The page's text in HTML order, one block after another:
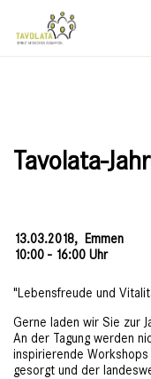
Tavolata-
13.03.2018, Emmen
10:00 - 16:00 Uhr
"Lebensfreude und
Gerne laden wir Sie zur
An der Tagung werden
inspirierende
gesorgt und der